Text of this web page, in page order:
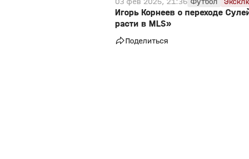
Игорь Корнеев о переходе
расти в MLS»
Поделиться